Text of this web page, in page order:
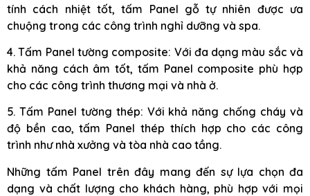
tính cách nhiệt tốt, tấm Panel gỗ tự nhiên được ưa
chuộng trong các công trình nghỉ dưỡng và spa.
4. Tấm Panel tường composite: Với đa dạng màu sắc và
khả năng cách âm tốt, tấm Panel composite phù hợp
cho các công trình thương mại và nhà ở.
5. Tấm Panel tường thép: Với khả năng chống cháy và
độ bền cao, tấm Panel thép thích hợp cho các công
trình như nhà xưởng và tòa nhà cao tầng.
Những tấm Panel trên đây mang đến sự lựa chọn đa
dạng và chất lượng cho khách hàng, phù hợp với mọi